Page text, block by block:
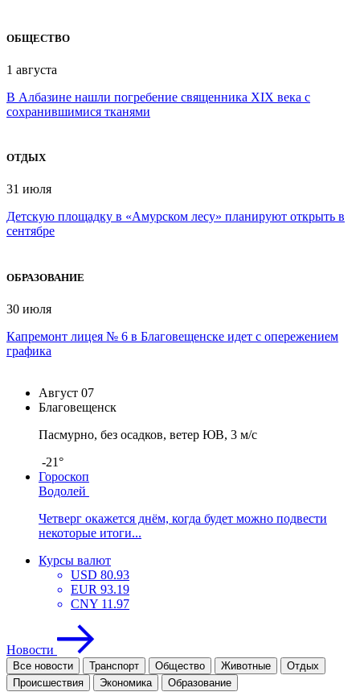
ОБЩЕСТВО
1 августа
В Албазине нашли погребение священника XIX века с
сохранившимися тканями
ОТДЫХ
31 июля
Детскую площадку в «Амурском лесу» планируют открыть в
сентябре
ОБРАЗОВАНИЕ
30 июля
Капремонт лицея № 6 в Благовещенске идет с опережением
графика
Август 07
Благовещенск
Пасмурно, без осадков, ветер ЮВ, 3 м/с
-21°
Гороскоп
Водолей
Четверг окажется днём, когда будет можно подвести
некоторые итоги...
Курсы валют
USD 80.93
EUR 93.19
CNY 11.97
Новости
Все новости Транспорт Общество Животные
Отдых
Проиcшествия
Экономика Образование